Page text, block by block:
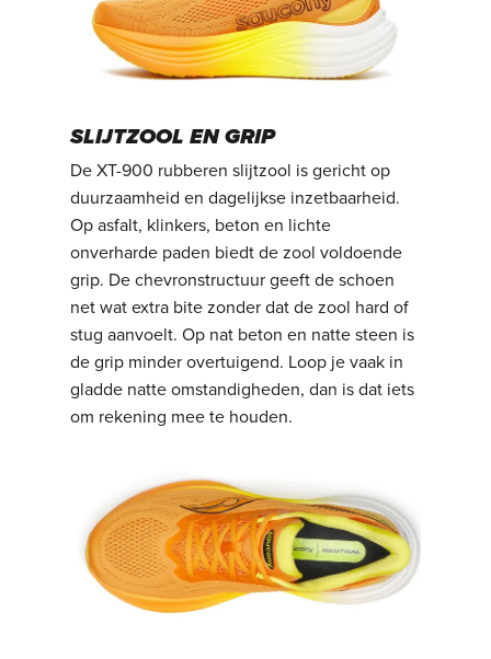
SLIJTZOOL EN GRIP
De XT-900 rubberen slijtzool is gericht op
duurzaamheid en dagelijkse inzetbaarheid.
Op asfalt, klinkers, beton en lichte
onverharde paden biedt de zool voldoende
grip. De chevronstructuur geeft de schoen
net wat extra bite zonder dat de zool hard of
stug aanvoelt. Op nat beton en natte steen is
de grip minder overtuigend. Loop je vaak in
gladde natte omstandigheden, dan is dat iets
om rekening mee te houden.